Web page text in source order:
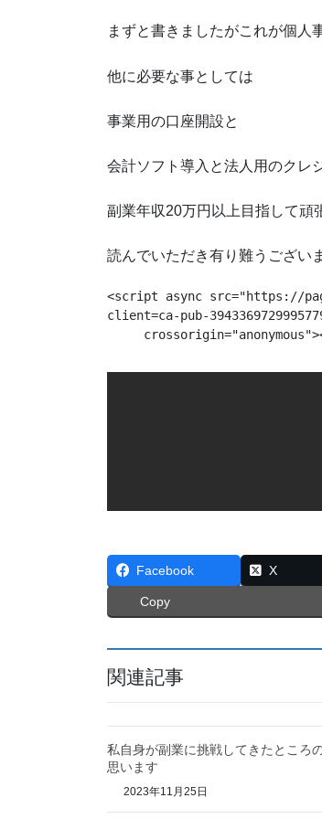
まずと書きましたがこれが個人
他に必要な事としては
事業用の口座開設と
会計ソフト導入と法人用のクレ
副業年収20万円以上目指して頑
読んでいただき有り難うござい
<script async src="https://
client=ca-pub-
Facebook X
Copy
関連記事
私自身が副業に挑戦してきたところ
思います
2023年11月25日